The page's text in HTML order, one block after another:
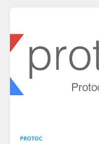
PROTOC